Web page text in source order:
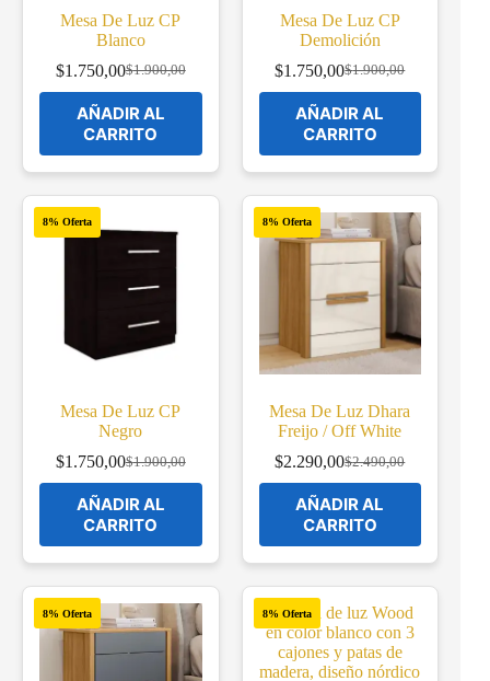
Mesa De Luz CP
Blanco
$1.900,00
Original
price
was:
$1.900,00.
$1.750,00Current
price
is:
$1.750,00.
AÑADIR AL
CARRITO
Mesa De Luz CP
Demolición
$1.900,00
Original
price
was:
$1.900,00.
$1.750,00Current
price
is:
$1.750,00.
AÑADIR AL
CARRITO
8% Oferta
Mesa De Luz CP
Negro
$1.900,00
Original
was:
$1.900,00.
$1.750,00Current
is:
$1.750,00.
AÑADIR AL
CARRITO
8% Oferta
Mesa De Luz Dhara
Freijo / Off White
$2.490,00
Original
was:
$2.490,00.
$2.290,00Current
is:
$2.290,00.
AÑADIR AL
CARRITO
8% Oferta 8% Oferta